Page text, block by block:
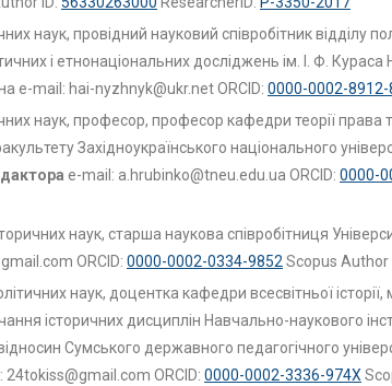
наук, провідний науковий співробітник відділу
і етнонаціональних досліджень ім. І. Ф.
e-mail: hai-nyzhnyk@ukr.net ORCID: 0000-0002-8912-
наук, професор, професор кафедри теорії права
Західноукраїнського національного
e-mail: a.hrubinko@tneu.edu.ua ORCID: 0000-
наук, старша наукова співробітниця
ORCID: 0000-0002-0334-9852 Scopus Author
наук, доцентка кафедри всесвітньої
історичних дисциплін Навчально-наукового
Сумського державного педагогічного
24tokiss@gmail.com ORCID: 0000-0002-3336-974X